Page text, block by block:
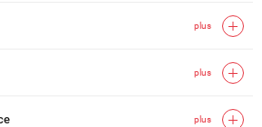
plus
plus
plus